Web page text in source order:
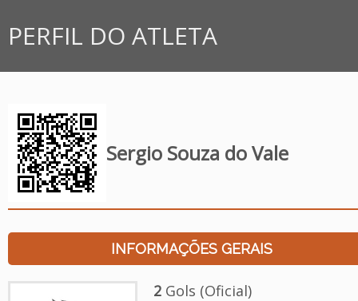
PERFIL DO ATLETA
Sergio Souza do Vale
INFORMAÇÕES GERAIS
2Gols (Oficial)